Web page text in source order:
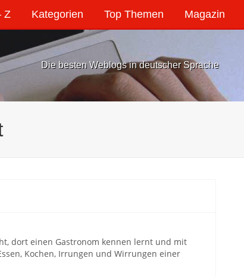
Z Kategorien Top Themen Magazin
Die besten Weblogs in deutscher Sprache
dort einen Gastronom kennen lernt und mit
Kochen, Irrungen und Wirrungen einer